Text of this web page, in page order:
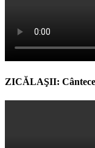
ZICĂLAŞII: